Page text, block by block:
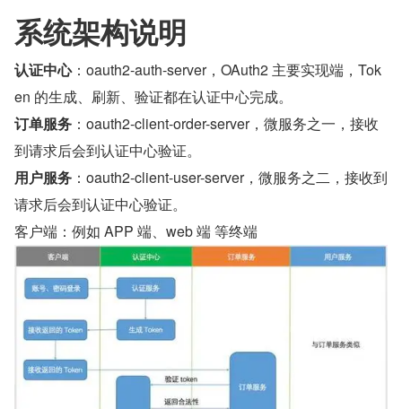
系统架构说明
认证中心：oauth2-auth-server，OAuth2 主要实现端，Tok
en 的生成、刷新、验证都在认证中心完成。
订单服务 ：oauth2-client-order-server，微服务之一，接收
到请求后会到认证中心验证。
用户服务 ：oauth2-client-user-server，微服务之二，接收到
请求后会到认证中心验证。
客户端：例如 APP 端、web 端 等终端